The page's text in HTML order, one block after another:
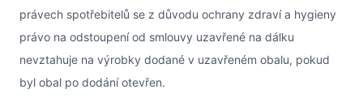
právech spotřebitelů se z důvodu ochrany zdraví a hygieny
právo na odstoupení od smlouvy uzavřené na dálku
nevztahuje na výrobky dodané v uzavřeném obalu, pokud
byl obal po dodání otevřen.